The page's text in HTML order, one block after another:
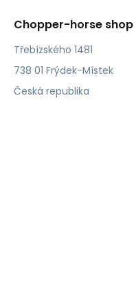
Chopper-horse shop
Třebízského 1481
738 01 Frýdek-Místek
Česká republika